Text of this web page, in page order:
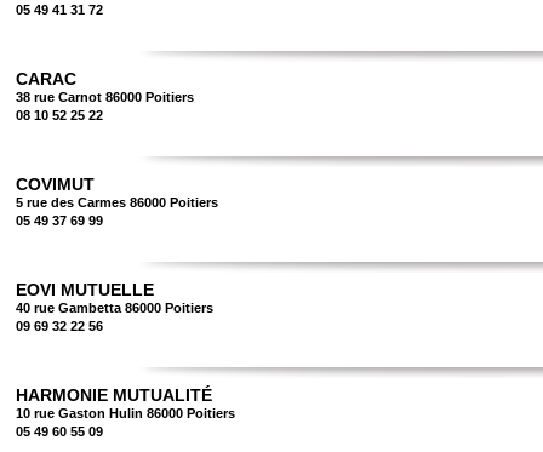
05 49 41 31 72
CARAC
38 rue Carnot 86000 Poitiers
08 10 52 25 22
COVIMUT
5 rue des Carmes 86000 Poitiers
05 49 37 69 99
EOVI MUTUELLE
40 rue Gambetta 86000 Poitiers
09 69 32 22 56
HARMONIE MUTUALITÉ
10 rue Gaston Hulin 86000 Poitiers
05 49 60 55 09